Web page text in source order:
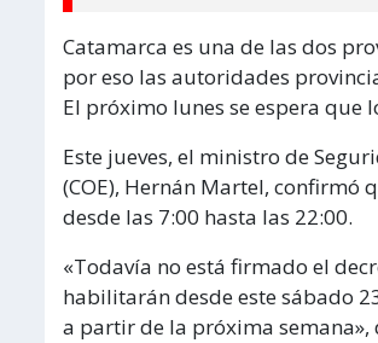
Catamarca es una de las dos
por eso las autoridades
El próximo lunes se espera que
Este jueves, el ministro de
(COE), Hernán Martel, confirmó
desde las 7:00 hasta las 22:00.
«Todavía no está firmado el
habilitarán desde este sábado
a partir de la próxima